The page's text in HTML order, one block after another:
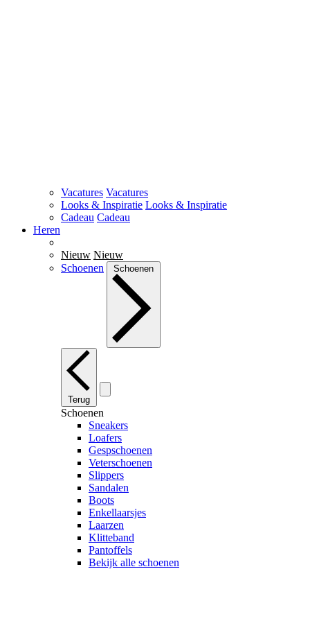
Vacatures Vacatures
Looks & Inspiratie Looks & Inspiratie
Cadeau Cadeau
Heren
Nieuw Nieuw
Schoenen
Schoenen
Terug
Schoenen
Sneakers
Loafers
Gespschoenen
Veterschoenen
Slippers
Sandalen
Boots
Enkellaarsjes
Laarzen
Klitteband
Pantoffels
Bekijk alle schoenen